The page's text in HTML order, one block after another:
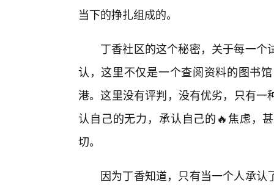
当下的挣扎组成的。
丁香社区的这个秘密，关于每一
认，这里不仅是一个查阅资料的图书
港。这里没有评判，没有优劣，只有
认自己的无力，承认自己的🔥焦虑，
切。
因为丁香知道，只有当一个人承